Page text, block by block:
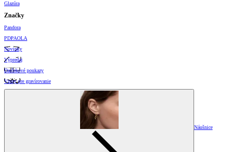
Glazúra
Značky
Pandora
PDPAOLA
Novinky
Výpredaj
Darčekové poukazy
Vzory pre gravírovanie
Náušnice